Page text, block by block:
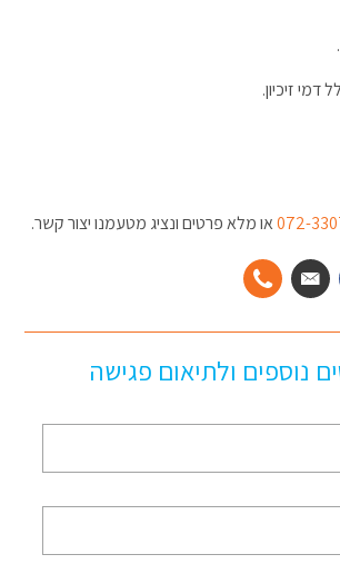
072-או מלא פרטים ונציג מטעמנו יצור קשר.
נוספים ולתיאום פגישה